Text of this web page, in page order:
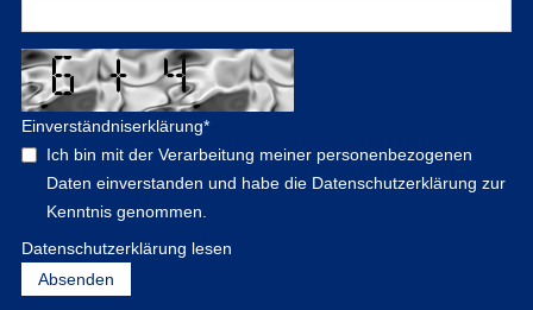
Einverständniserklärung*
Ich bin mit der Verarbeitung meiner personenbezogenen
Daten einverstanden und habe die Datenschutzerklärung zur
Kenntnis genommen.
Datenschutzerklärung lesen